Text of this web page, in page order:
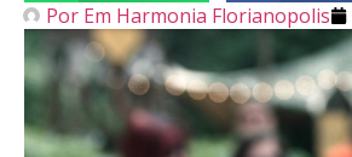
Por Em Harmonia Florianopolis